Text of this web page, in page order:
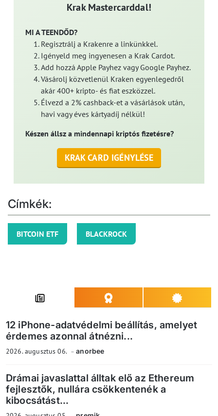
Krak Mastercarddal!
MI A TEENDŐD?
Regisztrálj a Krakenre a linkünkkel.
Igényeld meg ingyenesen a Krak Cardot.
Add hozzá Apple Payhez vagy Google Payhez.
Vásárolj közvetlenül Kraken egyenlegedről
akár 400+ kripto- és fiat eszközzel.
Élvezd a 2% cashback-et a vásárlások után,
havi vagy éves kártyadíj nélkül!
Készen állsz a mindennapi kriptós fizetésre?
KRAK CARD IGÉNYLÉSE
Címkék:
BITCOIN ETF BLACKROCK
12 iPhone-adatvédelmi beállítás, amelyet
érdemes azonnal átnézni...
2026. augusztus 06. anorbee
Drámai javaslattal álltak elő az Ethereum
fejlesztők, nullára csökkentenék a
kibocsátást...